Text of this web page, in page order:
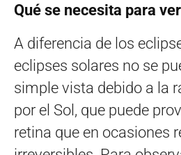
Qué se necesita para
A diferencia de los
eclipses solares no se
simple vista debido a la
por el Sol, que puede
retina que en ocasiones